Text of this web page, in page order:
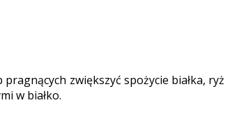
zwiększyć spożycie białka, ryż
w białko.